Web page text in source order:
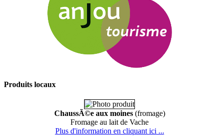
Produits locaux
ChaussÃ©e aux moines(fromage)
Fromage au lait de Vache
Plus d'information en cliquant ici ...